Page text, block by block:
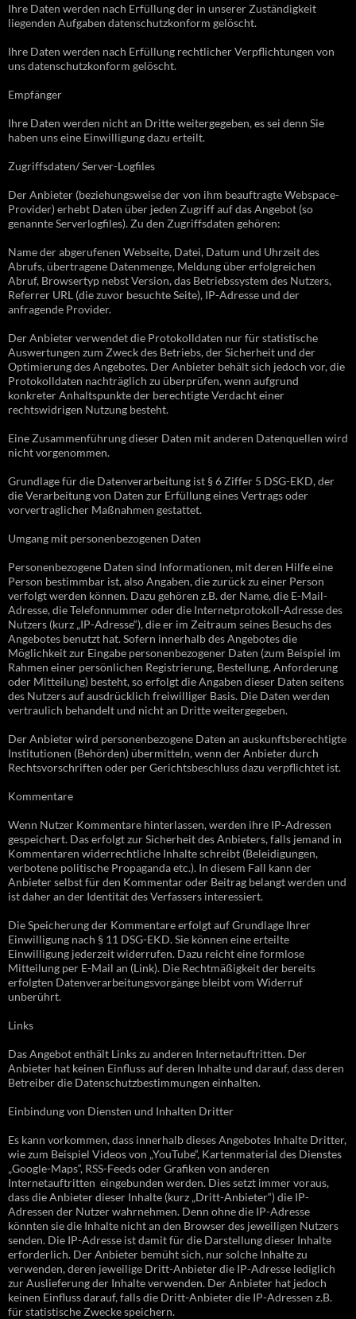
Ihre Daten werden nach Erfüllung der in unserer Zuständigkeit
liegenden Aufgaben datenschutzkonform gelöscht.
Ihre Daten werden nach Erfüllung rechtlicher Verpflichtungen von
uns datenschutzkonform gelöscht.
Empfänger
Ihre Daten werden nicht an Dritte weitergegeben, es sei denn Sie
haben uns eine Einwilligung dazu erteilt.
Zugriffsdaten/ Server-Logfiles
Der Anbieter (beziehungsweise der von ihm beauftragte Webspace-
Provider) erhebt Daten über jeden Zugriff auf das Angebot (so
genannte Serverlogfiles). Zu den Zugriffsdaten gehören:
Name der abgerufenen Webseite, Datei, Datum und Uhrzeit des
Abrufs, übertragene Datenmenge, Meldung über erfolgreichen
Abruf, Browsertyp nebst Version, das Betriebssystem des Nutzers,
Referrer URL (die zuvor besuchte Seite), IP-Adresse und der
anfragende Provider.
Der Anbieter verwendet die Protokolldaten nur für statistische
Auswertungen zum Zweck des Betriebs, der Sicherheit und der
Optimierung des Angebotes. Der Anbieter behält sich jedoch vor, die
Protokolldaten nachträglich zu überprüfen, wenn aufgrund
konkreter Anhaltspunkte der berechtigte Verdacht einer
rechtswidrigen Nutzung besteht.
Eine Zusammenführung dieser Daten mit anderen Datenquellen wird
nicht vorgenommen.
Grundlage für die Datenverarbeitung ist § 6 Ziffer 5 DSG-EKD, der
die Verarbeitung von Daten zur Erfüllung eines Vertrags oder
vorvertraglicher Maßnahmen gestattet.
Umgang mit personenbezogenen Daten
Personenbezogene Daten sind Informationen, mit deren Hilfe eine
Person bestimmbar ist, also Angaben, die zurück zu einer Person
verfolgt werden können. Dazu gehören z.B. der Name, die E-Mail-
Adresse, die Telefonnummer oder die Internetprotokoll-Adresse des
Nutzers (kurz „IP-Adresse“), die er im Zeitraum seines Besuchs des
Angebotes benutzt hat. Sofern innerhalb des Angebotes die
Möglichkeit zur Eingabe personenbezogener Daten (zum Beispiel im
Rahmen einer persönlichen Registrierung, Bestellung, Anforderung
oder Mitteilung) besteht, so erfolgt die Angaben dieser Daten seitens
des Nutzers auf ausdrücklich freiwilliger Basis. Die Daten werden
vertraulich behandelt und nicht an Dritte weitergegeben.
Der Anbieter wird personenbezogene Daten an auskunftsberechtigte
Institutionen (Behörden) übermitteln, wenn der Anbieter durch
Rechtsvorschriften oder per Gerichtsbeschluss dazu verpflichtet ist.
Kommentare
Wenn Nutzer Kommentare hinterlassen, werden ihre IP-Adressen
gespeichert. Das erfolgt zur Sicherheit des Anbieters, falls jemand in
Kommentaren widerrechtliche Inhalte schreibt (Beleidigungen,
verbotene politische Propaganda etc.). In diesem Fall kann der
Anbieter selbst für den Kommentar oder Beitrag belangt werden und
ist daher an der Identität des Verfassers interessiert.
Die Speicherung der Kommentare erfolgt auf Grundlage Ihrer
Einwilligung nach § 11 DSG-EKD. Sie können eine erteilte
Einwilligung jederzeit widerrufen. Dazu reicht eine formlose
Mitteilung per E-Mail an (Link). Die Rechtmäßigkeit der bereits
erfolgten Datenverarbeitungsvorgänge bleibt vom Widerruf
unberührt.
Links
Das Angebot enthält Links zu anderen Internetauftritten. Der
Anbieter hat keinen Einfluss auf deren Inhalte und darauf, dass deren
Betreiber die Datenschutzbestimmungen einhalten.
Einbindung von Diensten und Inhalten Dritter
Es kann vorkommen, dass innerhalb dieses Angebotes Inhalte Dritter,
wie zum Beispiel Videos von „YouTube“, Kartenmaterial des Dienstes
„Google-Maps“, RSS-Feeds oder Grafiken von anderen
Internetauftritten eingebunden werden. Dies setzt immer voraus,
dass die Anbieter dieser Inhalte (kurz „Dritt-Anbieter“) die IP-
Adressen der Nutzer wahrnehmen. Denn ohne die IP-Adresse
könnten sie die Inhalte nicht an den Browser des jeweiligen Nutzers
senden. Die IP-Adresse ist damit für die Darstellung dieser Inhalte
erforderlich. Der Anbieter bemüht sich, nur solche Inhalte zu
verwenden, deren jeweilige Dritt-Anbieter die IP-Adresse lediglich
zur Auslieferung der Inhalte verwenden. Der Anbieter hat jedoch
keinen Einfluss darauf, falls die Dritt-Anbieter die IP-Adressen z.B.
für statistische Zwecke speichern.